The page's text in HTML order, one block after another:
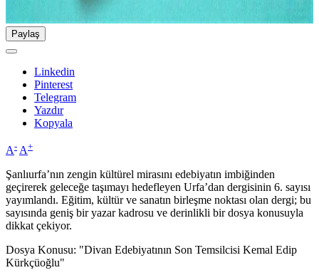
Paylaş
Linkedin
Pinterest
Telegram
Yazdır
Kopyala
A- A+
Şanlıurfa’nın zengin kültürel mirasını edebiyatın imbiğinden
geçirerek geleceğe taşımayı hedefleyen Urfa’dan dergisinin 6. sayısı
yayımlandı. Eğitim, kültür ve sanatın birleşme noktası olan dergi; bu
sayısında geniş bir yazar kadrosu ve derinlikli bir dosya konusuyla
dikkat çekiyor.
Dosya Konusu: "Divan Edebiyatının Son Temsilcisi Kemal Edip
Kürkçüoğlu"